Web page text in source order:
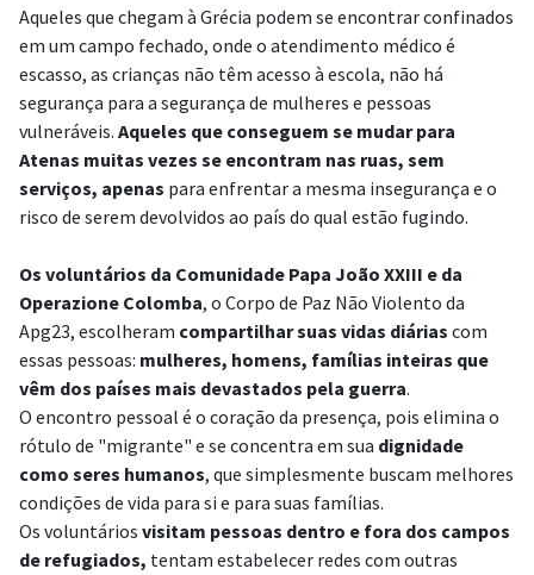
Aqueles que chegam à Grécia podem se encontrar confinados
em um campo fechado, onde o atendimento médico é
escasso, as crianças não têm acesso à escola, não há
segurança para a segurança de mulheres e pessoas
vulneráveis. Aqueles que conseguem se mudar para
Atenas muitas vezes se encontram nas ruas, sem
serviços, apenas para enfrentar a mesma insegurança e o
risco de serem devolvidos ao país do qual estão fugindo.
Os voluntários da Comunidade Papa João XXIII e da
Operazione Colomba, o Corpo de Paz Não Violento da
Apg23, escolheram compartilhar suas vidas diárias com
essas pessoas: mulheres, homens, famílias inteiras que
vêm dos países mais devastados pela guerra.
O encontro pessoal é o coração da presença, pois elimina o
rótulo de "migrante" e se concentra em sua dignidade
como seres humanos, que simplesmente buscam melhores
condições de vida para si e para suas famílias.
Os voluntários visitam pessoas dentro e fora dos campos
de refugiados, tentam estabelecer redes com outras